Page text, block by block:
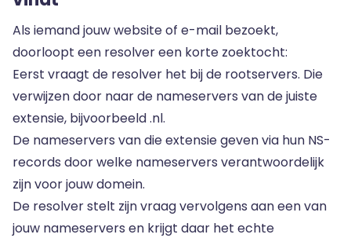
Als iemand jouw website of e-mail bezoekt,
doorloopt een resolver een korte zoektocht:
Eerst vraagt de resolver het bij de rootservers. Die
verwijzen door naar de nameservers van de juiste
extensie, bijvoorbeeld .nl.
De nameservers van die extensie geven via hun NS-
records door welke nameservers verantwoordelijk
zijn voor jouw domein.
De resolver stelt zijn vraag vervolgens aan een van
jouw nameservers en krijgt daar het echte